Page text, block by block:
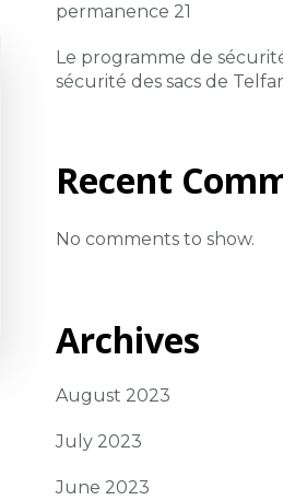
permanence 21
Le programme de
sécurité des sacs de
Recent
No comments to show.
Archives
August 2023
July 2023
June 2023